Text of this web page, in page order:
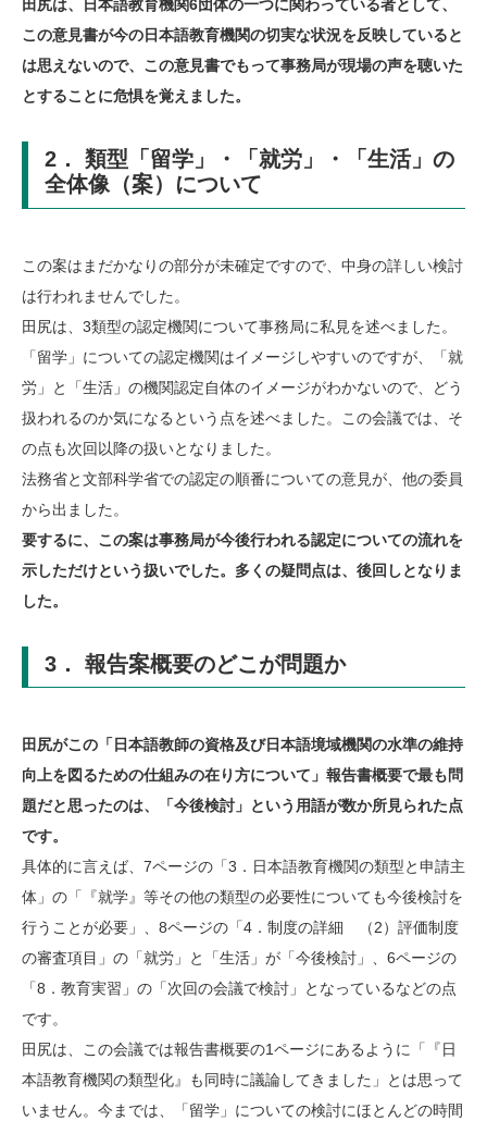
田尻は、日本語教育機関6団体の一つに関わっている者として、
この意見書が今の日本語教育機関の切実な状況を反映していると
は思えないので、この意見書でもって事務局が現場の声を聴いた
とすることに危惧を覚えました。
2． 類型「留学」・「就労」・「生活」の
全体像（案）について
この案はまだかなりの部分が未確定ですので、中身の詳しい検討
は行われませんでした。
田尻は、3類型の認定機関について事務局に私見を述べました。
「留学」についての認定機関はイメージしやすいのですが、「就
労」と「生活」の機関認定自体のイメージがわかないので、どう
扱われるのか気になるという点を述べました。この会議では、そ
の点も次回以降の扱いとなりました。
法務省と文部科学省での認定の順番についての意見が、他の委員
から出ました。
要するに、この案は事務局が今後行われる認定についての流れを
示しただけという扱いでした。多くの疑問点は、後回しとなりま
した。
3． 報告案概要のどこが問題か
田尻がこの「日本語教師の資格及び日本語境域機関の水準の維持
向上を図るための仕組みの在り方について」報告書概要で最も問
題だと思ったのは、「今後検討」という用語が数か所見られた点
です。
具体的に言えば、7ページの「3．日本語教育機関の類型と申請主
体」の「『就学』等その他の類型の必要性についても今後検討を
行うことが必要」、8ページの「4．制度の詳細 （2）評価制度
の審査項目」の「就労」と「生活」が「今後検討」、6ページの
「8．教育実習」の「次回の会議で検討」となっているなどの点
です。
田尻は、この会議では報告書概要の1ページにあるように「『日
本語教育機関の類型化』も同時に議論してきました」とは思って
いません。今までは、「留学」についての検討にほとんどの時間